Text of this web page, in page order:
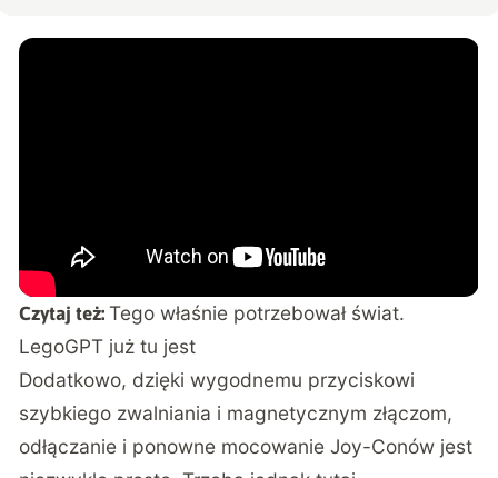
Czytaj też:Tego właśnie potrzebował świat.
LegoGPT już tu jest
Dodatkowo, dzięki wygodnemu przyciskowi
szybkiego zwalniania i magnetycznym złączom,
odłączanie i ponowne mocowanie Joy-Conów jest